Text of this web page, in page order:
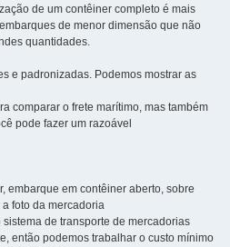
de um contêiner completo é mais
de menor dimensão que não
quantidades.
e padronizadas. Podemos mostrar as
comparar o frete marítimo, mas também
pode fazer um razoável
embarque em contêiner aberto, sobre
foto da mercadoria
de transporte de mercadorias
então podemos trabalhar o custo mínimo